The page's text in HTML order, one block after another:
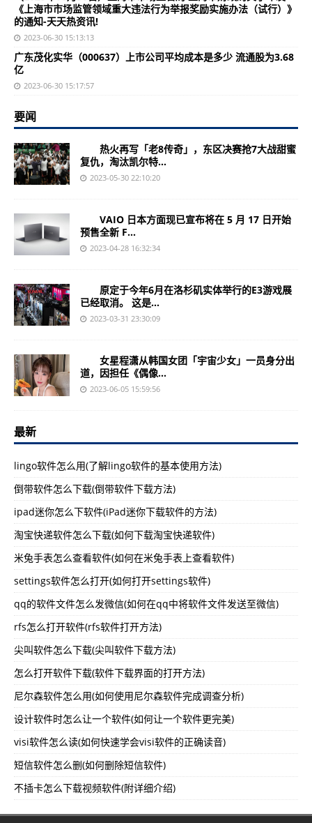
《上海市市场监管领域重大违法行为举报奖励实施办法（试行）》
的通知-天天热资讯!
2023-06-30 15:13:13
广东茂化实华（000637）上市公司平均成本是多少 流通股为3.68
亿
2023-06-30 15:17:57
要闻
热火再写「老8传奇」，东区决赛抢7大战甜蜜
复仇，淘汰凯尔特...
2023-05-30 22:10:20
VAIO 日本方面现已宣布将在 5 月 17 日开始
预售全新 F...
2023-04-28 16:32:34
原定于今年6月在洛杉矶实体举行的E3游戏展
已经取消。 这是...
2023-03-31 23:30:09
女星程潇从韩国女团「宇宙少女」一员身分出
道，因担任《偶像...
2023-06-05 15:59:56
最新
lingo软件怎么用(了解lingo软件的基本使用方法)
倒带软件怎么下载(倒带软件下载方法)
ipad迷你怎么下软件(iPad迷你下载软件的方法)
淘宝快递软件怎么下载(如何下载淘宝快递软件)
米兔手表怎么查看软件(如何在米兔手表上查看软件)
settings软件怎么打开(如何打开settings软件)
qq的软件文件怎么发微信(如何在qq中将软件文件发送至微信)
rfs怎么打开软件(rfs软件打开方法)
尖叫软件怎么下载(尖叫软件下载方法)
怎么打开软件下载(软件下载界面的打开方法)
尼尔森软件怎么用(如何使用尼尔森软件完成调查分析)
设计软件时怎么让一个软件(如何让一个软件更完美)
visi软件怎么读(如何快速学会visi软件的正确读音)
短信软件怎么删(如何删除短信软件)
不插卡怎么下载视频软件(附详细介绍)